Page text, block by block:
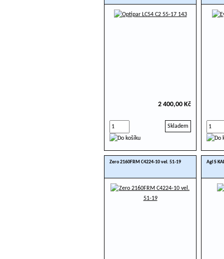
2 400,00 Kč
Skladem
Zero 2160FRM C4224-10 vel. 51-19 Agl S